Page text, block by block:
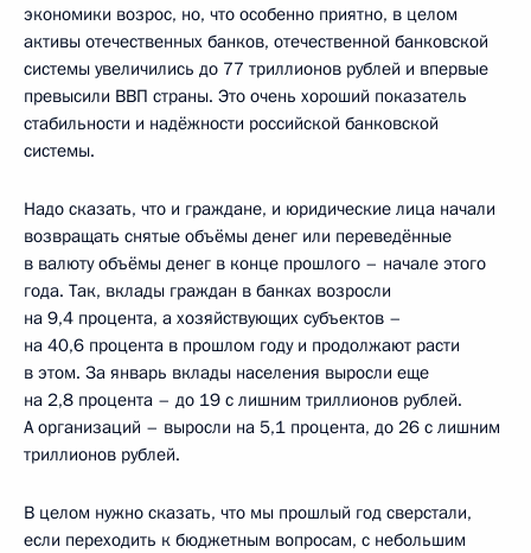
экономики возрос, но, что особенно приятно, в целом
активы отечественных банков, отечественной банковской
системы увеличились до 77 триллионов рублей и впервые
превысили ВВП страны. Это очень хороший показатель
стабильности и надёжности российской банковской
системы.
Надо сказать, что и граждане, и юридические лица начали
возвращать снятые объёмы денег или переведённые
в валюту объёмы денег в конце прошлого – начале этого
года. Так, вклады граждан в банках возросли
на 9,4 процента, а хозяйствующих субъектов –
на 40,6 процента в прошлом году и продолжают расти
в этом. За январь вклады населения выросли еще
на 2,8 процента – до 19 с лишним триллионов рублей.
А организаций – выросли на 5,1 процента, до 26 с лишним
триллионов рублей.
В целом нужно сказать, что мы прошлый год сверстали,
если переходить к бюджетным вопросам, с небольшим